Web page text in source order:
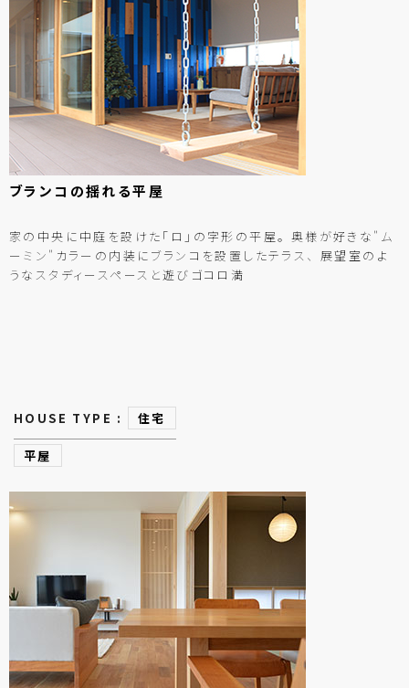
ブランコの揺れる平屋
家の中央に中庭を設けた「ロ」の字形の平屋。 奥様が好きな"ム
ーミン"カラーの内装にブランコを設置したテラス、 展望室のよ
うなスタディースペースと遊びゴコロ満
HOUSE TYPE : 住宅
平屋